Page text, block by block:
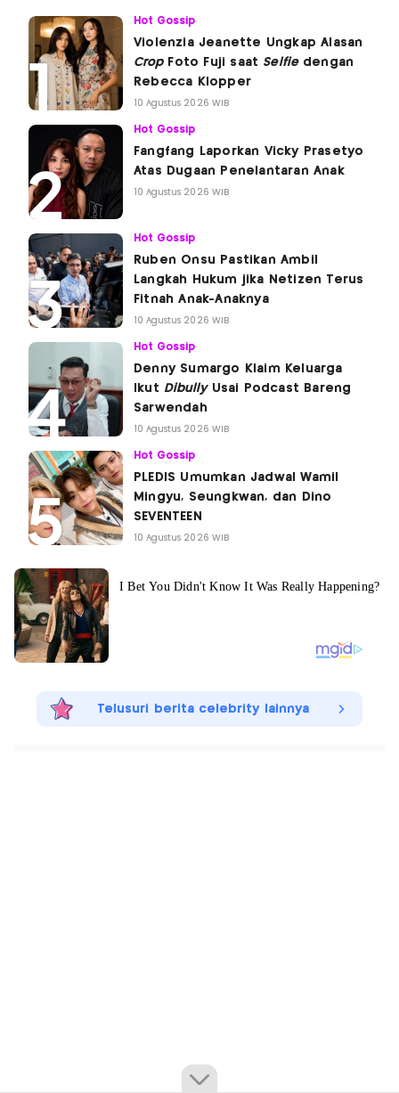
Hot Gossip
Violenzia Jeanette Ungkap Alasan
CropFoto Fuji saat Selfiedengan
Rebecca Klopper
10 Agustus 2026 WIB
Hot Gossip
Fangfang Laporkan Vicky Prasetyo
Atas Dugaan Penelantaran Anak
10 Agustus 2026 WIB
Hot Gossip
Ruben Onsu Pastikan Ambil
Langkah Hukum jika Netizen Terus
Fitnah Anak-Anaknya
10 Agustus 2026 WIB
Hot Gossip
Denny Sumargo Klaim Keluarga
Ikut DibullyUsai Podcast Bareng
Sarwendah
10 Agustus 2026 WIB
Hot Gossip
PLEDIS Umumkan Jadwal Wamil
Mingyu, Seungkwan, dan Dino
SEVENTEEN
10 Agustus 2026 WIB
Telusuri berita celebrity lainnya